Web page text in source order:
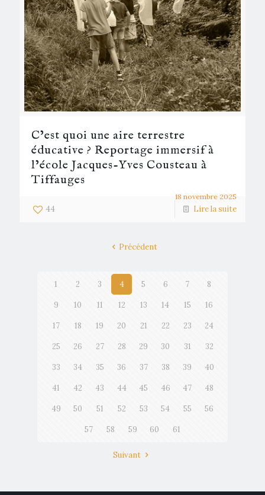
18 novembre 2025
C’est quoi une aire terrestre
éducative ? Reportage immersif à
l’école Jacques-Yves Cousteau à
Tiffauges
44 Lire la suite
Précédent
1 2 3 4 5 6 7 8
9 10 11 12 13 14 15 16
17 18 19 20 21 22 23 24
25 26 27 28 29 30 31 32
33 34 35 36 37 38 39 40
41 42 43 44 45 46 47 48
49 50 51 52 53 54 55 56
57 58 59 60 61
Suivant